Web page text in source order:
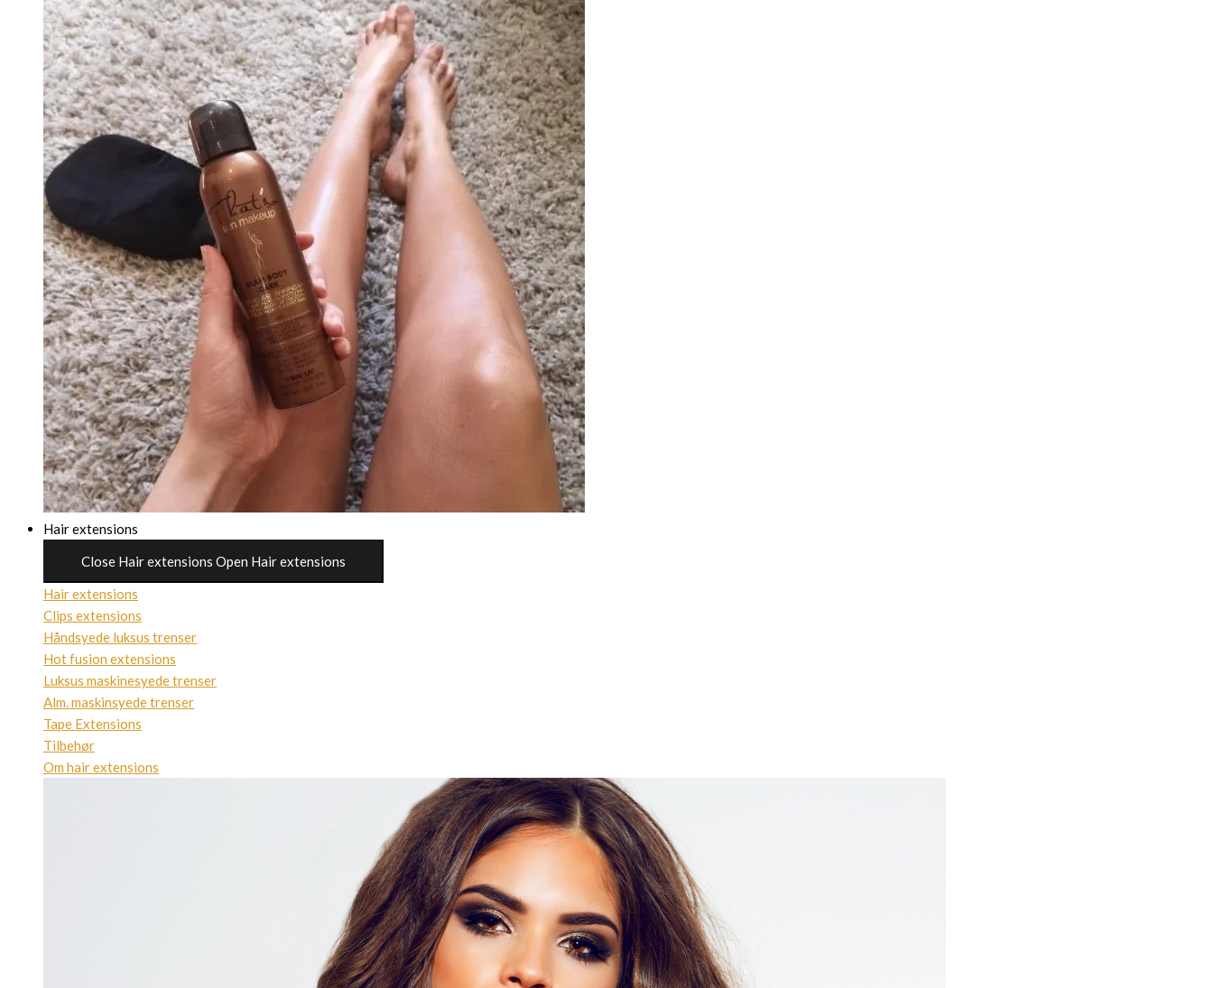
Hair extensions
Close Hair extensions Open Hair extensions
Hair extensions
Clips extensions
Håndsyede luksus trenser
Hot fusion extensions
Luksus maskinesyede trenser
Alm. maskinsyede trenser
Tape Extensions
Tilbehør
Om hair extensions